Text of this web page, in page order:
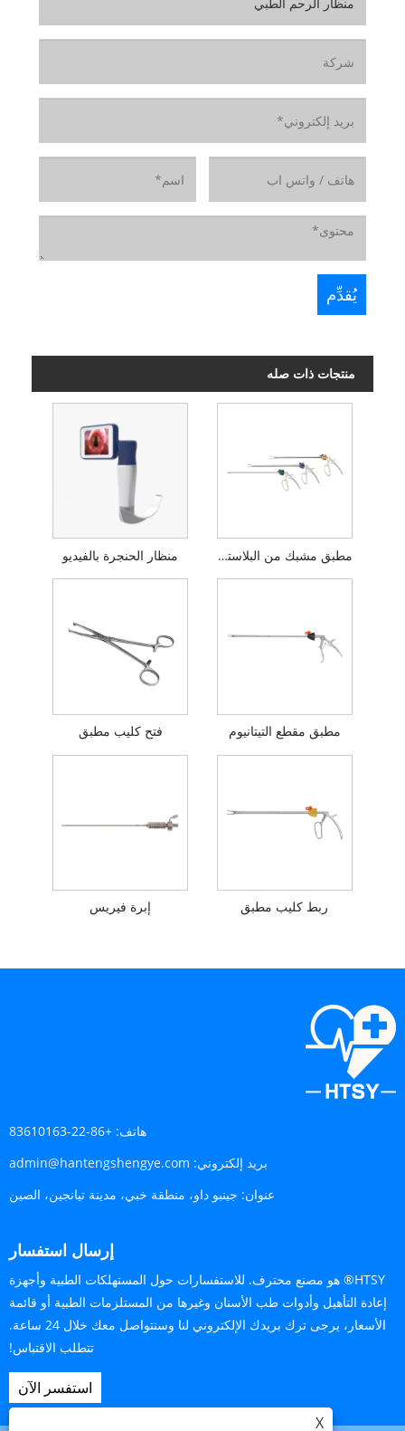
منتجات ذات صله
منظار الحنجرة بالفيديو مطبق مشبك من البلاستيك
فتح كليب مطبق مطبق مقطع التيتانيوم
إبرة فيريس ربط كليب مطبق
هاتف: +86-22-83610163
بريد إلكتروني: admin@hantengshengye.com
عنوان: جينبو داو، منطقة خبي، مدينة تيانجين، الصين
إرسال استفسار
HTSY® هو مصنع محترف. للاستفسارات حول المستهلكات الطبية وأجهزة
إعادة التأهيل وأدوات طب الأسنان وغيرها من المستلزمات الطبية أو قائمة
الأسعار، يرجى ترك بريدك الإلكتروني لنا وسنتواصل معك خلال 24 ساعة.
تتطلب الاقتباس!
استفسر الآن
X